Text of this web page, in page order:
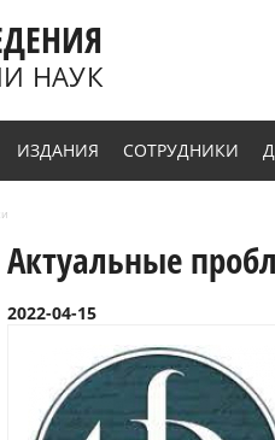
НАУК
ИЗДАНИЯ СОТРУДНИКИ
Актуальные
2022-04-15